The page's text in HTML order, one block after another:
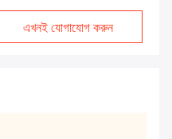
এখনই যোগাযোগ করুন